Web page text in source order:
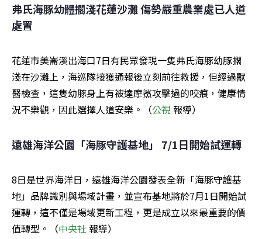
弗氏海豚幼體擱淺花蓮沙灘 傷勢嚴重農業處已人道
處置
花蓮市美崙溪出海口7日有民眾發現一隻弗氏海豚幼豚擱
淺在沙灘上，海巡隊接獲通報後立刻前往救援，但經過獸
醫檢查，這隻幼豚身上有被達摩鯊攻擊過的咬痕，健康情
況不樂觀，因此選擇人道安樂。（公視 報導）
遠雄海洋公園「海豚守護基地」 7/1日開始試運轉
8日是世界海洋日，遠雄海洋公園發表全新「海豚守護基
地」品牌識別與場域計畫，並宣布基地將於7月1日開始試
運轉，這不僅是場域更新工程，更是成立以來最重要的價
值轉型。（中央社 報導）